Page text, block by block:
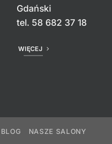
Gdański
tel. 58 682 37 18
WIĘCEJ
BLOG NASZE SALONY